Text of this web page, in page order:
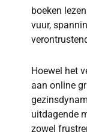
boeken
vuur,
Hoewel het
aan online
uitdagende
zowel